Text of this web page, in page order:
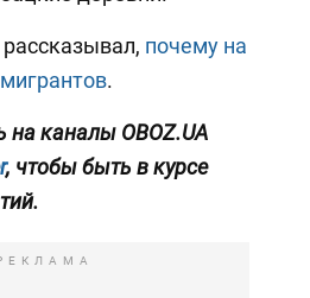
рассказывал, почему на
.
на каналы OBOZ.UA
, чтобы быть в курсе